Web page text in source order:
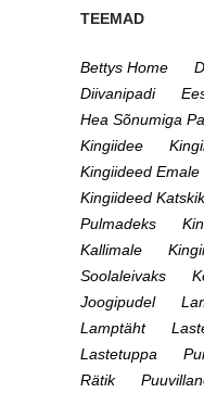
TEEMAD
Bettys Home
Diivanipadi
Hea Sõnumiga
Kingiidee
Kingiideed Emale
Kingiideed
Pulmadeks
Kallimale
Soolaleivaks
Joogipudel
Lamptäht
Lastetuppa
Rätik